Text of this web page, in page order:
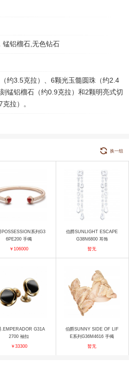
锰铝榴石,无色钻石
约3.5克拉）、6颗光玉髓圆珠（约2.4
锰铝榴石（约0.9克拉）和2颗明亮式切
拉）。
换一组
POSSESSION系列G3
6PE200 手镯
￥106000
伯爵SUNLIGHT ESCAPE
G38N6800 耳饰
暂无
.EMPERADOR G31A
2700 袖扣
￥33300
伯爵SUNNY SIDE OF LIF
E系列G36M4616 手镯
暂无